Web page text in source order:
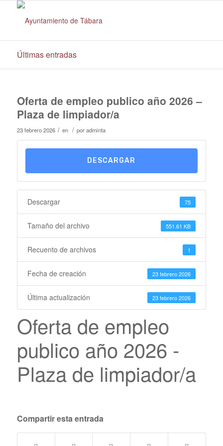
Últimas entradas
Oferta de empleo publico año 2026 –
Plaza de limpiador/a
23 febrero 2026 / en / poradminta
DESCARGAR
Descargar 75
Tamaño del archivo 551.61 KB
Recuento de archivos 1
Fecha de creación 23 febrero 2026
Última actualización 23 febrero 2026
Oferta de empleo
publico año 2026 -
Plaza de limpiador/a
Compartir esta entrada